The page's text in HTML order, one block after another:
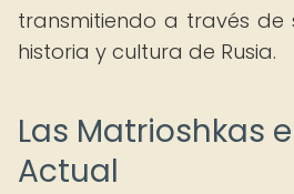
transmitiendo a través de
historia y cultura de Rusia.
Las Matrioshkas
Actual